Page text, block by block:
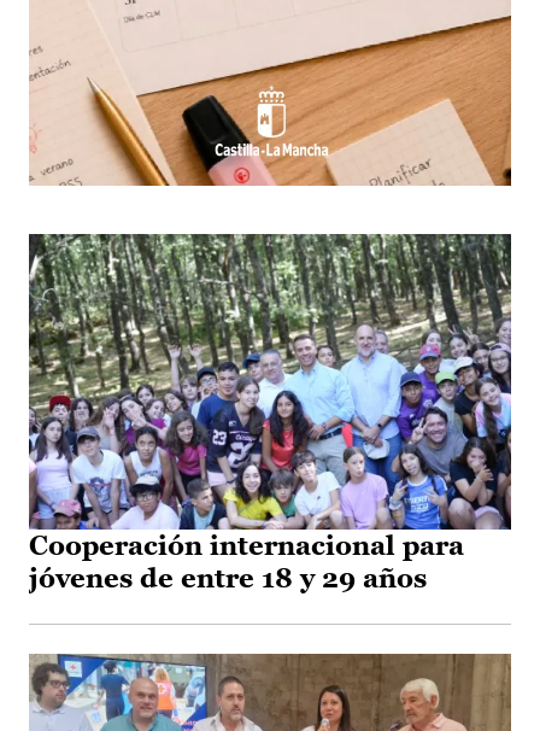
Cooperación internacional para
jóvenes de entre 18 y 29 años